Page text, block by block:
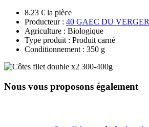
8.23 € la pièce
Producteur : 40 GAEC DU VERGER
Agriculture : Biologique
Type produit : Produit carné
Conditionnement : 350 g
Nous vous proposons également